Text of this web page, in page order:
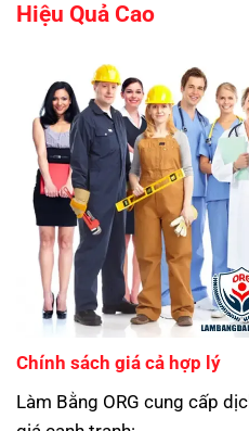
Hiệu Quả Cao
Chính sách giá cả hợp lý
Làm Bằng ORG cung cấp